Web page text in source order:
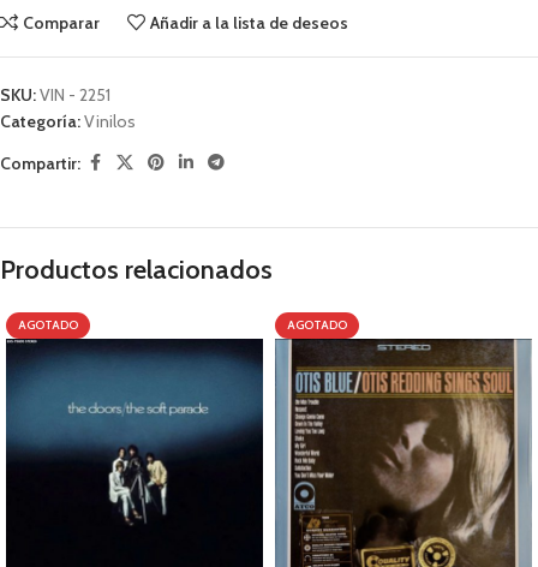
Comparar
Añadir a la lista de deseos
SKU:VIN - 2251
Categoría:Vinilos
Compartir:
Productos relacionados
AGOTADO AGOTADO